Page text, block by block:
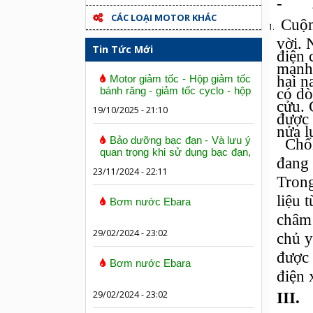
CÁC LOẠI MOTOR KHÁC
Tin Tức Mới
Motor giảm tốc - Hộp giảm tốc
bánh răng - giảm tốc cyclo - hộp
19/10/2025 - 21:10
Bảo dưỡng bạc đạn - Và lưu ý
quan trọng khi sử dụng bạc đạn,
23/11/2024 - 22:11
Bơm nước Ebara
29/02/2024 - 23:02
Bơm nước Ebara
29/02/2024 - 23:02
vời.
điện
hai
có
cửu.
được
nửa
liệu
chủ
điện
III.